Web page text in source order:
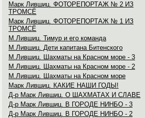
Марк Лившиц. ФОТОРЕПОРТАЖ № 2 ИЗ
ТРОМСЁ
Марк Лившиц. ФОТОРЕПОРТАЖ № 1 ИЗ
ТРОМСЁ
М.Лившиц. Тимур и его команда
М.Лившиц. Дети капитана Битенского
М.Лившиц. Шахматы на Красном море - 3
М.Лившиц. Шахматы на Красном море - 2
М.Лившиц. Шахматы на Красном море
Марк Лившиц. КАКИЕ НАШИ ГОДЫ!
Д-р Марк Лившиц. О ШАХМАТАХ И СЛАВЕ
Д-р Марк Лившиц. В ГОРОДЕ НИНБО - 3
Д-р Марк Лившиц. В ГОРОДЕ НИНБО - 2